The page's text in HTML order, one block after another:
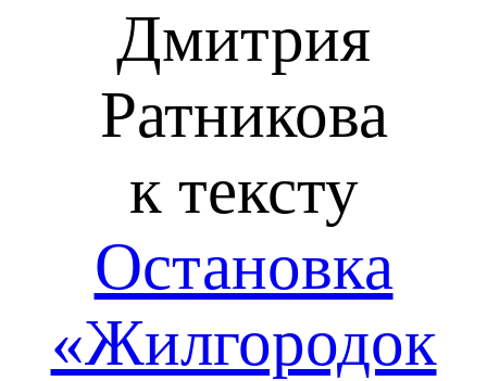
Дмитрия
Ратникова
к тексту
Остановка
«Жилгородок